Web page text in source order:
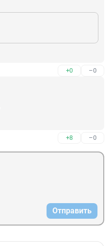
+0 –0
+8 –0
Отправить